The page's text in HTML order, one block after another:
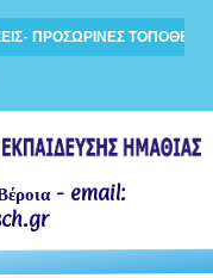
ΠΡΟΣΩΡΙΝΕΣ
- email: